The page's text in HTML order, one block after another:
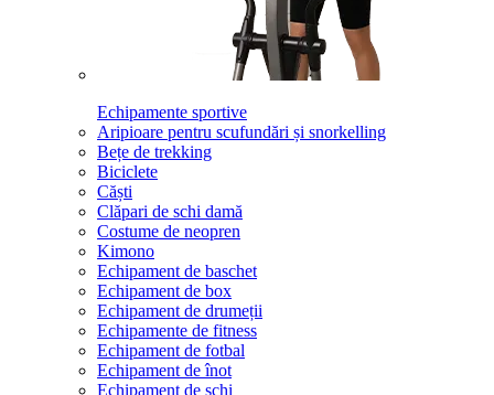
Echipamente sportive
Aripioare pentru scufundări și snorkelling
Bețe de trekking
Biciclete
Căști
Clăpari de schi damă
Costume de neopren
Kimono
Echipament de baschet
Echipament de box
Echipament de drumeții
Echipamente de fitness
Echipament de fotbal
Echipament de înot
Echipament de schi